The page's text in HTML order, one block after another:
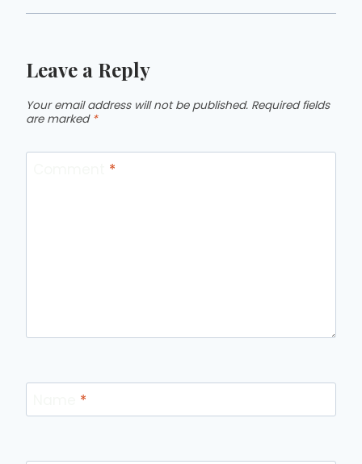
Leave a Reply
Your email address will not be published. Required fields
are marked *
*
*